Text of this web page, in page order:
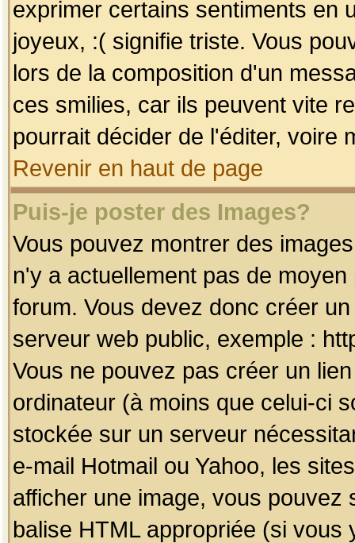
exprimer certains sentiments en
joyeux, :( signifie triste. Vous
lors de la composition d'un
ces smilies, car ils peuvent vite
pourrait décider de l'éditer, voire
Revenir en haut de page
Puis-je poster des Images?
Vous pouvez montrer des
n'y a actuellement pas de
forum. Vous devez donc créer
serveur web public, exemple :
Vous ne pouvez pas créer un
ordinateur (à moins que celui-ci
stockée sur un serveur
e-mail Hotmail ou Yahoo, les
afficher une image, vous pouvez
balise HTML appropriée (si vous